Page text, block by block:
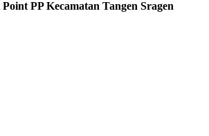
PP Kecamatan Tangen Sragen